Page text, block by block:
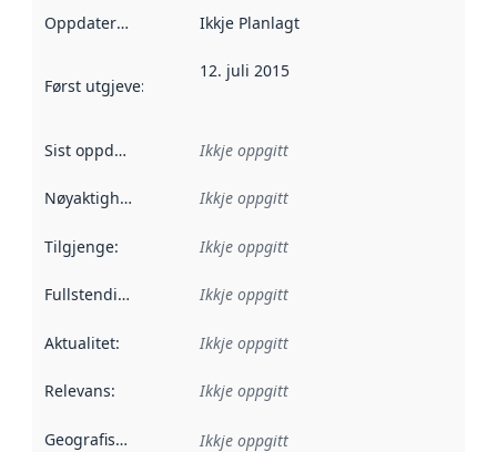
Oppdateringsfrekvens :
Ikkje Planlagt
Først utgjeve: Denne datoen seier når dataa i dette
12. juli 2015
Sist oppdatert Ikkje oppgitt
Nøyaktigheit Ikkje oppgitt
Tilgjenge: Ikkje oppgitt
Fullstendigheit Ikkje oppgitt
Aktualitet: Ikkje oppgitt
Relevans: Ikkje oppgitt
Geografisk område Ikkje oppgitt